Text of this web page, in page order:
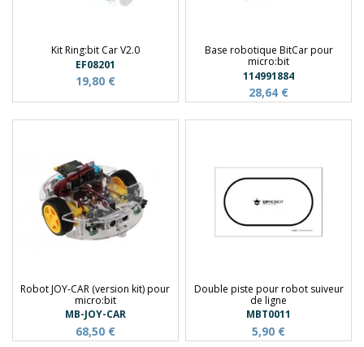
Kit Ring:bit Car V2.0
EF08201
19,80 €
Base robotique BitCar pour
micro:bit
114991884
28,64 €
Robot JOY-CAR (version kit) pour
micro:bit
MB-JOY-CAR
68,50 €
Double piste pour robot suiveur
de ligne
MBT0011
5,90 €